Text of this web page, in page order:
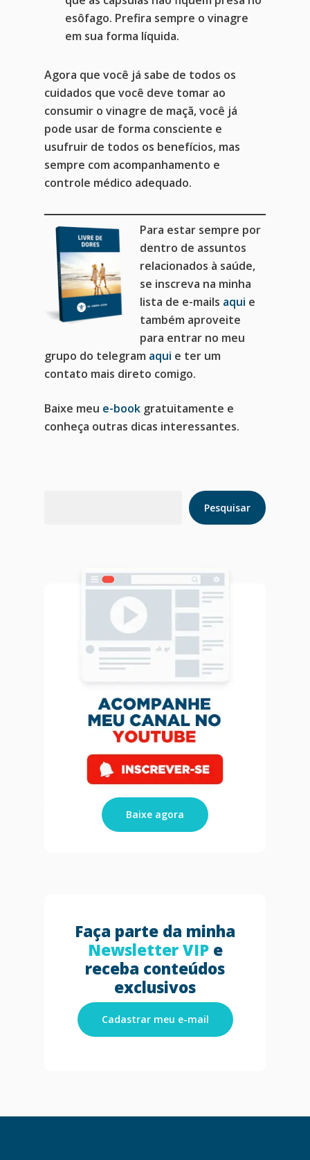
esôfago. Prefira sempre o vinagre
em sua forma líquida.
Agora que você já sabe de todos os
cuidados que você deve tomar ao
consumir o vinagre de maçã, você já
pode usar de forma consciente e
usufruir de todos os benefícios, mas
sempre com acompanhamento e
controle médico adequado.
Para estar sempre por
dentro de assuntos
relacionados à saúde,
se inscreva na minha
lista de e-mails aqui e
também aproveite
para entrar no meu
grupo do telegram aqui e ter um
contato mais direto comigo.
Baixe meu e-book gratuitamente e
conheça outras dicas interessantes.
Pesquisar
Baixe agora
Faça parte da minha
Newsletter VIPe
receba conteúdos
exclusivos
Cadastrar meu e-mail